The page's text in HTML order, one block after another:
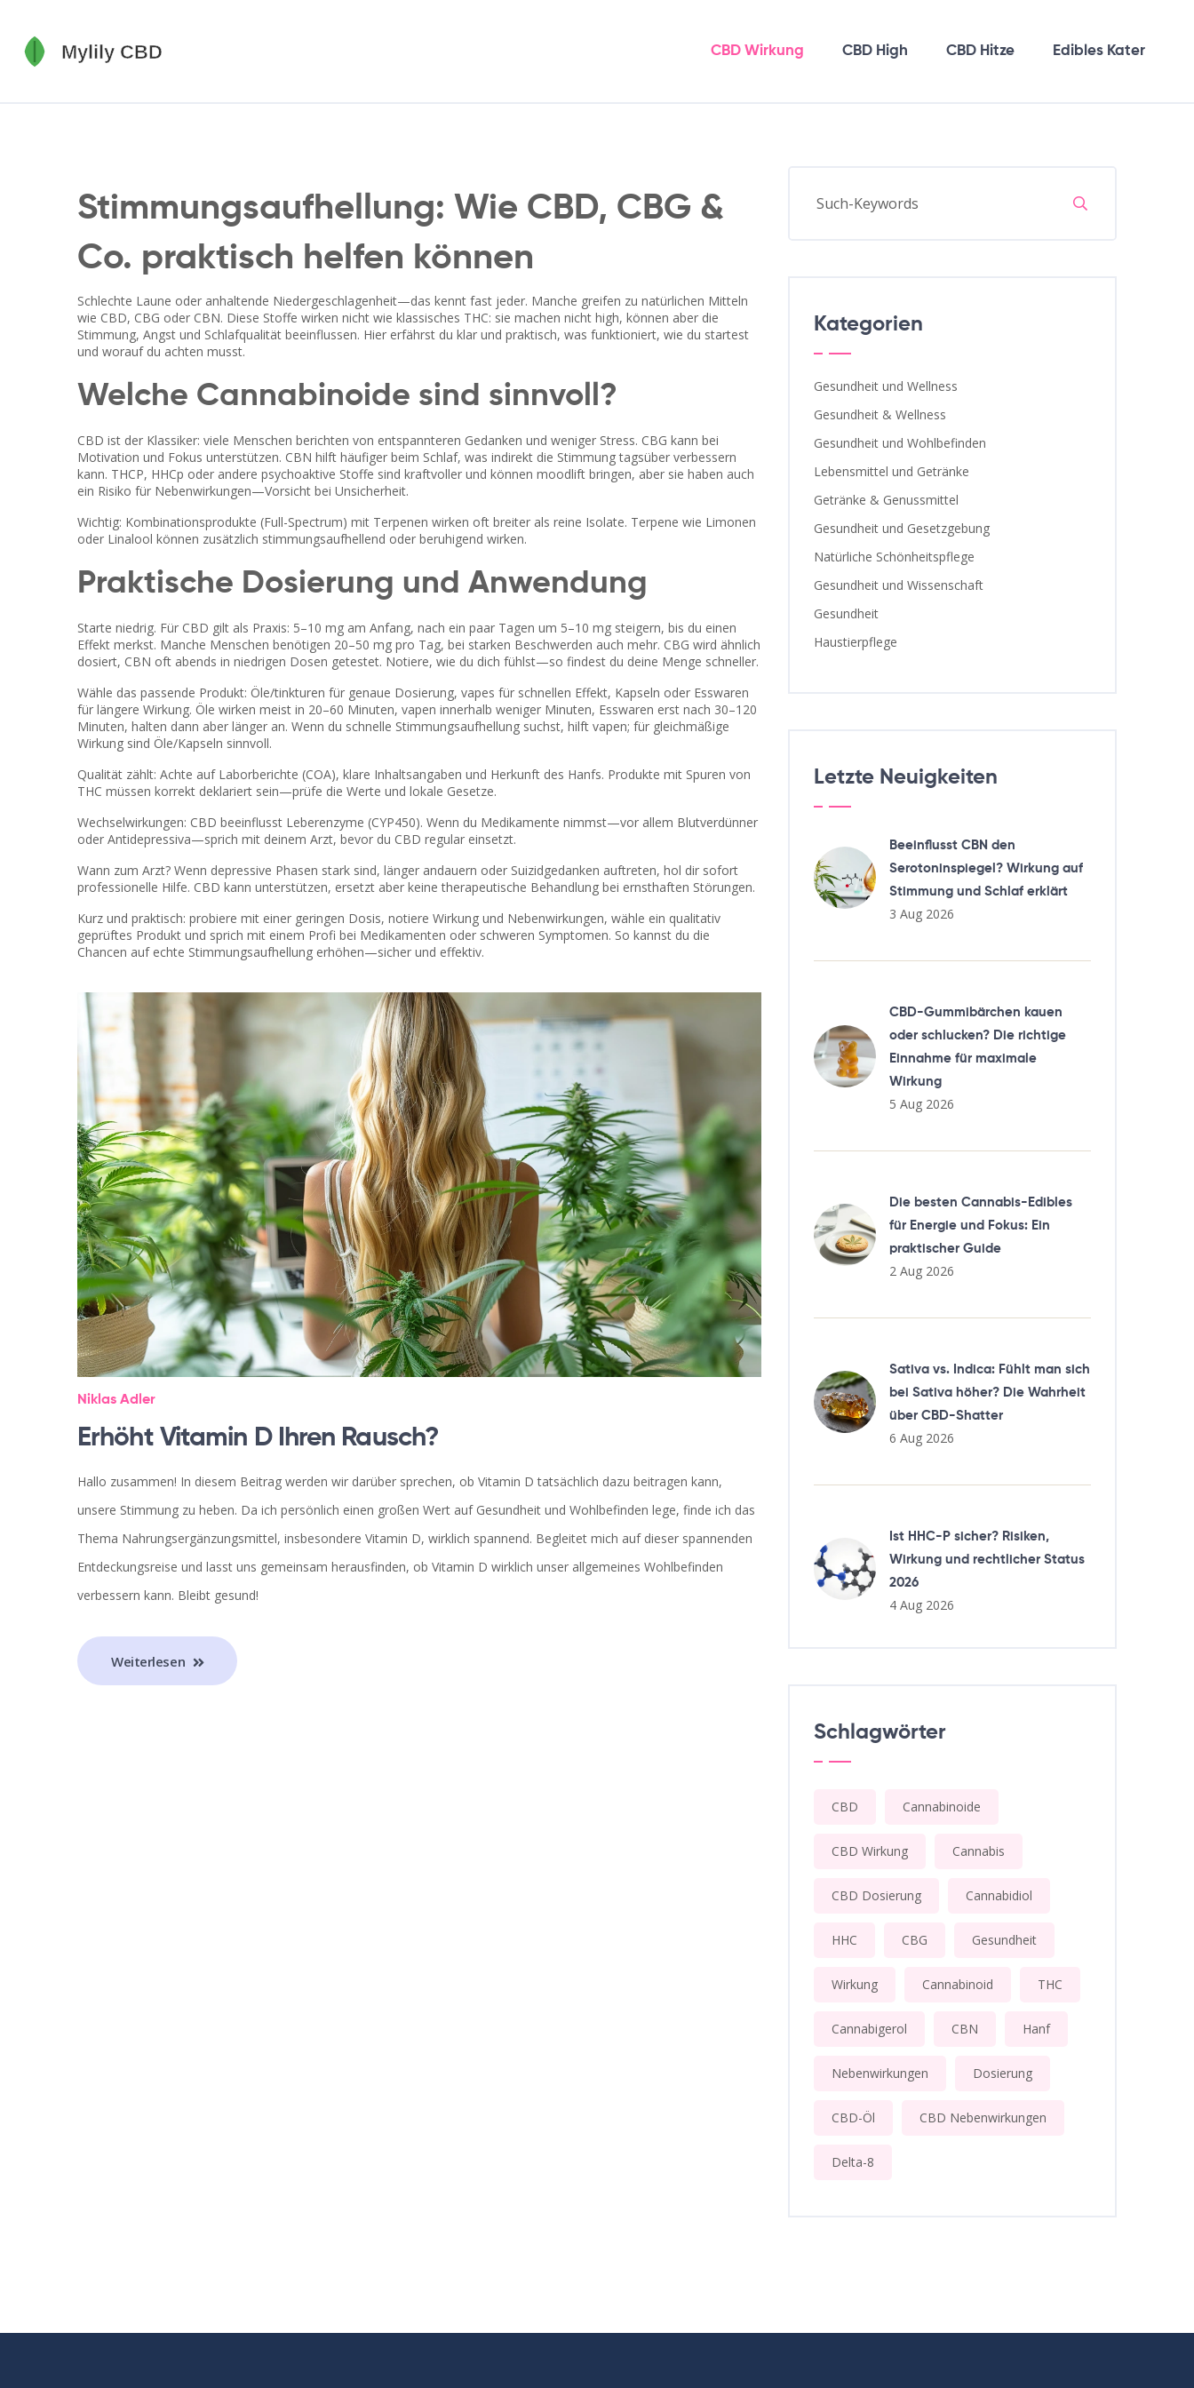
CBD Wirkung CBD High CBD Hitze Edibles Kater
Stimmungsaufhellung: Wie CBD, CBG &
Co. praktisch helfen können
Schlechte Laune oder anhaltende Niedergeschlagenheit—das kennt fast jeder. Manche greifen zu natürlichen Mitteln
wie CBD, CBG oder CBN. Diese Stoffe wirken nicht wie klassisches THC: sie machen nicht high, können aber die
Stimmung, Angst und Schlafqualität beeinflussen. Hier erfährst du klar und praktisch, was funktioniert, wie du startest
und worauf du achten musst.
Welche Cannabinoide sind sinnvoll?
CBD ist der Klassiker: viele Menschen berichten von entspannteren Gedanken und weniger Stress. CBG kann bei
Motivation und Fokus unterstützen. CBN hilft häufiger beim Schlaf, was indirekt die Stimmung tagsüber verbessern
kann. THCP, HHCp oder andere psychoaktive Stoffe sind kraftvoller und können moodlift bringen, aber sie haben auch
ein Risiko für Nebenwirkungen—Vorsicht bei Unsicherheit.
Wichtig: Kombinationsprodukte (Full-Spectrum) mit Terpenen wirken oft breiter als reine Isolate. Terpene wie Limonen
oder Linalool können zusätzlich stimmungsaufhellend oder beruhigend wirken.
Praktische Dosierung und Anwendung
Starte niedrig. Für CBD gilt als Praxis: 5–10 mg am Anfang, nach ein paar Tagen um 5–10 mg steigern, bis du einen
Effekt merkst. Manche Menschen benötigen 20–50 mg pro Tag, bei starken Beschwerden auch mehr. CBG wird ähnlich
dosiert, CBN oft abends in niedrigen Dosen getestet. Notiere, wie du dich fühlst—so findest du deine Menge schneller.
Wähle das passende Produkt: Öle/tinkturen für genaue Dosierung, vapes für schnellen Effekt, Kapseln oder Esswaren
für längere Wirkung. Öle wirken meist in 20–60 Minuten, vapen innerhalb weniger Minuten, Esswaren erst nach 30–120
Minuten, halten dann aber länger an. Wenn du schnelle Stimmungsaufhellung suchst, hilft vapen; für gleichmäßige
Wirkung sind Öle/Kapseln sinnvoll.
Qualität zählt: Achte auf Laborberichte (COA), klare Inhaltsangaben und Herkunft des Hanfs. Produkte mit Spuren von
THC müssen korrekt deklariert sein—prüfe die Werte und lokale Gesetze.
Wechselwirkungen: CBD beeinflusst Leberenzyme (CYP450). Wenn du Medikamente nimmst—vor allem Blutverdünner
oder Antidepressiva—sprich mit deinem Arzt, bevor du CBD regular einsetzt.
Wann zum Arzt? Wenn depressive Phasen stark sind, länger andauern oder Suizidgedanken auftreten, hol dir sofort
professionelle Hilfe. CBD kann unterstützen, ersetzt aber keine therapeutische Behandlung bei ernsthaften Störungen.
Kurz und praktisch: probiere mit einer geringen Dosis, notiere Wirkung und Nebenwirkungen, wähle ein qualitativ
geprüftes Produkt und sprich mit einem Profi bei Medikamenten oder schweren Symptomen. So kannst du die
Chancen auf echte Stimmungsaufhellung erhöhen—sicher und effektiv.
Niklas Adler
Erhöht Vitamin D Ihren Rausch?
Hallo zusammen! In diesem Beitrag werden wir darüber sprechen, ob Vitamin D tatsächlich dazu beitragen kann,
unsere Stimmung zu heben. Da ich persönlich einen großen Wert auf Gesundheit und Wohlbefinden lege, finde ich das
Thema Nahrungsergänzungsmittel, insbesondere Vitamin D, wirklich spannend. Begleitet mich auf dieser spannenden
Entdeckungsreise und lasst uns gemeinsam herausfinden, ob Vitamin D wirklich unser allgemeines Wohlbefinden
verbessern kann. Bleibt gesund!
Weiterlesen
Kategorien
Gesundheit und Wellness
Gesundheit & Wellness
Gesundheit und Wohlbefinden
Lebensmittel und Getränke
Getränke & Genussmittel
Gesundheit und Gesetzgebung
Natürliche Schönheitspflege
Gesundheit und Wissenschaft
Gesundheit
Haustierpflege
Letzte Neuigkeiten
Beeinflusst CBN den
Serotoninspiegel? Wirkung auf
Stimmung und Schlaf erklärt
3 Aug 2026
CBD-Gummibärchen kauen
oder schlucken? Die richtige
Einnahme für maximale
Wirkung
5 Aug 2026
Die besten Cannabis-Edibles
für Energie und Fokus: Ein
praktischer Guide
2 Aug 2026
Sativa vs. Indica: Fühlt man sich
bei Sativa höher? Die Wahrheit
über CBD-Shatter
6 Aug 2026
Ist HHC-P sicher? Risiken,
Wirkung und rechtlicher Status
2026
4 Aug 2026
Schlagwörter
CBD Cannabinoide
CBD Wirkung Cannabis
CBD Dosierung Cannabidiol
HHC CBG Gesundheit
Wirkung Cannabinoid THC
Cannabigerol CBN Hanf
Nebenwirkungen Dosierung
CBD-Öl CBD Nebenwirkungen
Delta-8